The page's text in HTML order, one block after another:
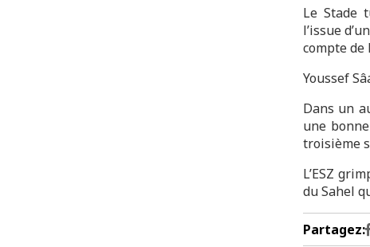
Le Stade
l’issue
compte de
Youssef
Dans un
une
troisième
L’ESZ
du Sahel
Partagez: